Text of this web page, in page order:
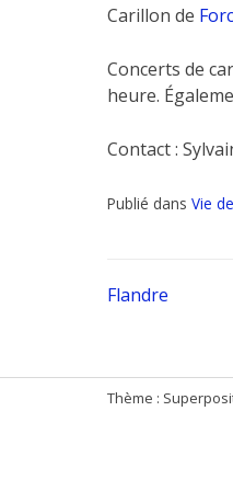
Carillon de
Concerts de
heure.
Contact :
Publié dans Vie
Flandre
Thème :